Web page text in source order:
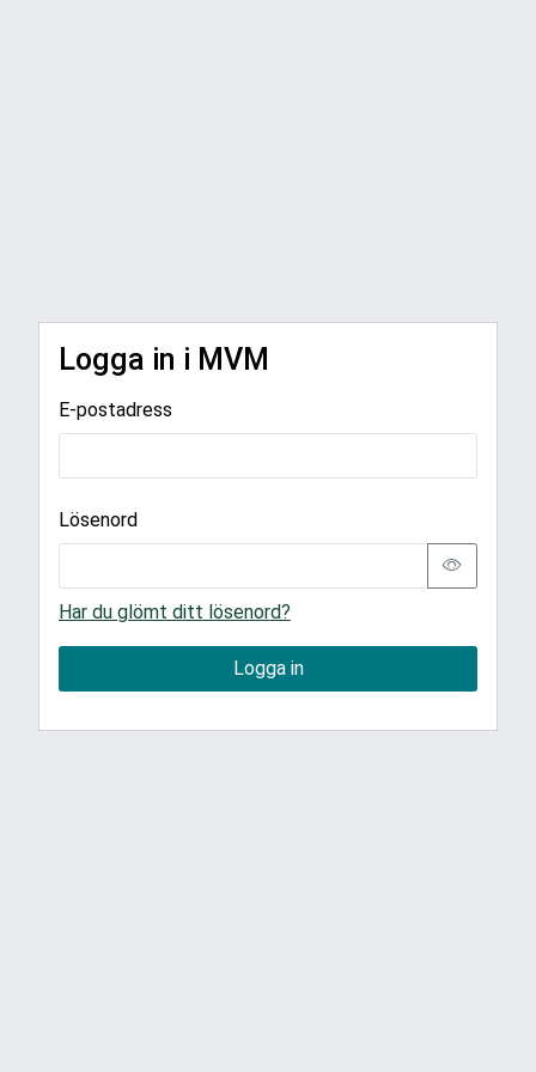
Logga in i MVM
E-postadress
Lösenord
Har du glömt ditt lösenord?
Logga in